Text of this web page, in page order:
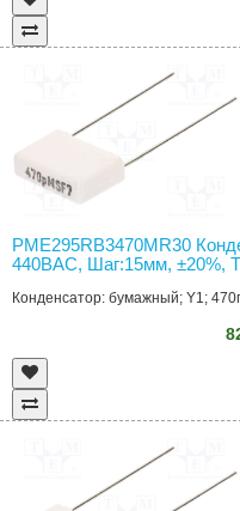
PME295RB3470MR30
440ВAC, Шаг:15мм, ±20%,
Конденсатор: бумажный; Y1;